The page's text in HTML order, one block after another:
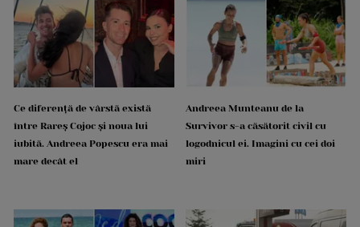
Ce diferență de vârstă există
între Rareș Cojoc și noua lui
iubită. Andreea Popescu era mai
mare decât el
Andreea Munteanu de la
Survivor s-a căsătorit civil cu
logodnicul ei. Imagini cu cei doi
miri